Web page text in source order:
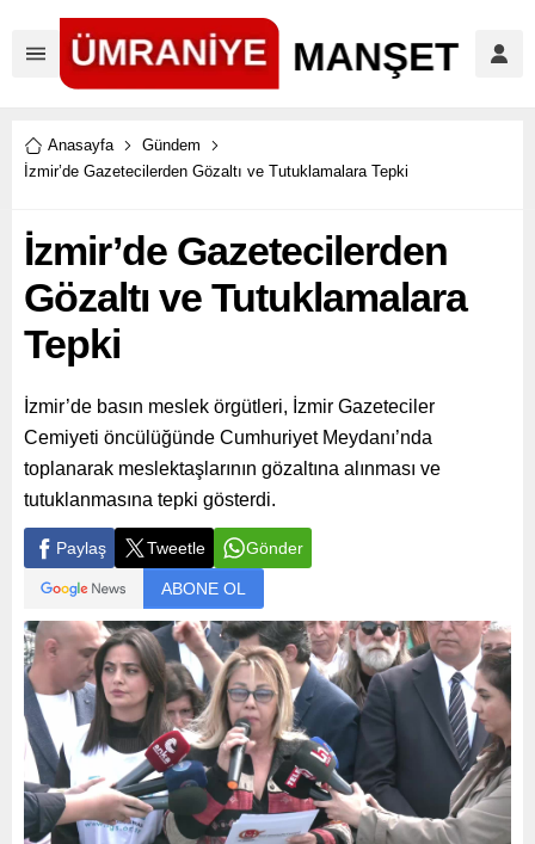
Anasayfa
Gündem
İzmir’de Gazetecilerden Gözaltı ve Tutuklamalara Tepki
İzmir’de Gazetecilerden
Gözaltı ve Tutuklamalara
Tepki
İzmir’de basın meslek örgütleri, İzmir Gazeteciler
Cemiyeti öncülüğünde Cumhuriyet Meydanı’nda
toplanarak meslektaşlarının gözaltına alınması ve
tutuklanmasına tepki gösterdi.
Paylaş Tweetle Gönder
ABONE OL